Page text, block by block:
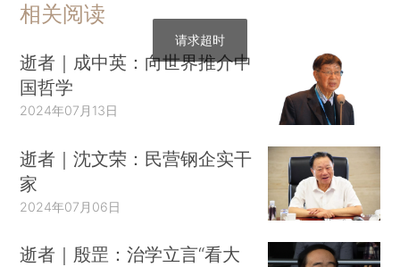
相关阅读
逝者｜成中英：向世界推介中
国哲学
2024年07月13日
逝者｜沈文荣：民营钢企实干
家
2024年07月06日
逝者｜殷罡：治学立言“看大
请求超时